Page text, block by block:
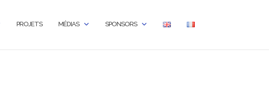
PROJETS MÉDIAS SPONSORS